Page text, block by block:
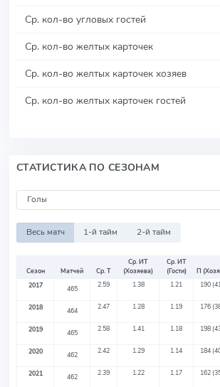
Ср. кол-во угловых гостей
Ср. кол-во желтых карточек
Ср. кол-во желтых карточек хозяев
Ср. кол-во желтых карточек гостей
СТАТИСТИКА ПО СЕЗОНАМ
Весь матч 1-й тайм 2-й тайм
Сезон Матчей Ср. Т
Ср. ИТ
(Хозяева)
Ср. ИТ
(Гости)
П
2017
465 2.59 1.38 1.21 190
2018 464 2.47 1.28 1.19 176
2019 465 2.58 1.41 1.18 198
2020 462 2.42 1.29 1.14 184
2021 462 2.39 1.22 1.17 162